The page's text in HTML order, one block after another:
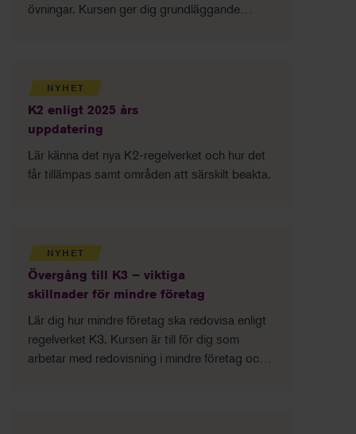
övningar. Kursen ger dig grundläggande
NYHET
K2 enligt 2025 års
uppdatering
Lär känna det nya K2-regelverket och hur det
får tillämpas samt områden att särskilt beakta.
NYHET
Övergång till K3 – viktiga
skillnader för mindre företag
Lär dig hur mindre företag ska redovisa enligt
regelverket K3. Kursen är till för dig som
arbetar med redovisning i mindre företag och